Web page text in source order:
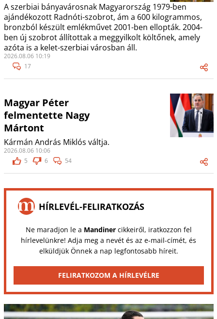
A szerbiai bányavárosnak Magyarország 1979-ben
ajándékozott Radnóti-szobrot, ám a 600 kilogrammos,
bronzból készült emlékművet 2001-ben ellopták. 2004-
ben új szobrot állítottak a meggyilkolt költőnek, amely
azóta is a kelet-szerbiai városban áll.
2026.08.06 10:19
17
Magyar Péter
felmentette Nagy
Mártont
Kármán András Miklós váltja.
2026.08.06 10:06
5
6 54
HÍRLEVÉL-FELIRATKOZÁS
Ne maradjon le a Mandinercikkeiről, iratkozzon fel
hírlevelünkre! Adja meg a nevét és az e-mail-címét, és
elküldjük Önnek a nap legfontosabb híreit.
FELIRATKOZOM A HÍRLEVÉLRE